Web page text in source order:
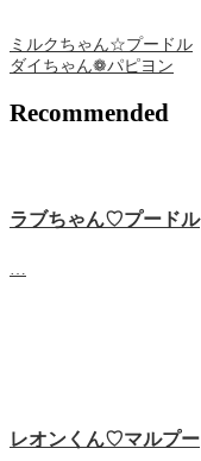
ミルクちゃん☆プードル
ダイちゃん❁ パピヨン
Recommended
ラブちゃん♡プードル
レオンくん♡マルプー